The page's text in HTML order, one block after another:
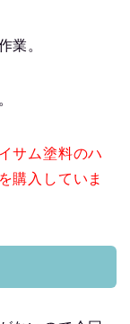
業。
サム塗料のハ
購入していま